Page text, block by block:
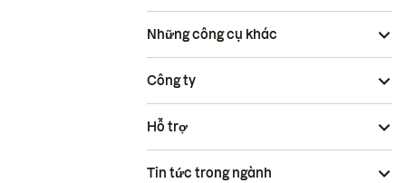
Những công cụ khác
Công ty
Hỗ trợ
Tin tức trong ngành